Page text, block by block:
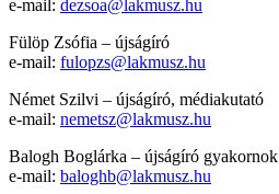
e-mail: dezsoa@lakmusz.hu
Fülöp Zsófia – újságíró
e-mail: fulopzs@lakmusz.hu
Német Szilvi – újságíró, médiakutató
e-mail: nemetsz@lakmusz.hu
Balogh Boglárka – újságíró gyakornok
e-mail: baloghb@lakmusz.hu